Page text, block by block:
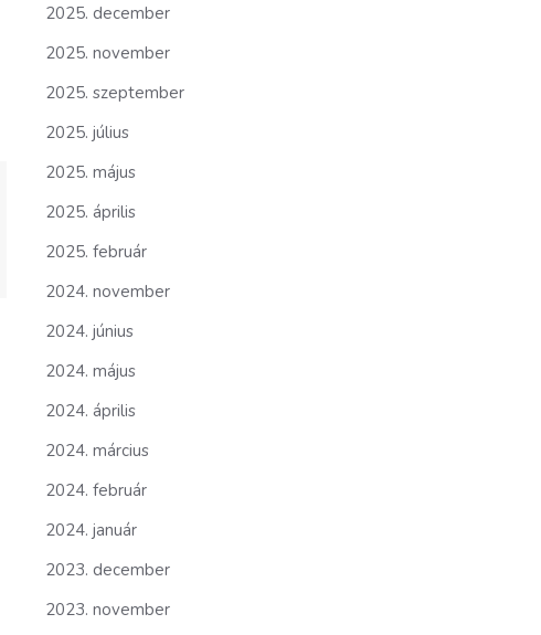
2025. december
2025. november
2025. szeptember
2025. július
2025. május
2025. április
2025. február
2024. november
2024. június
2024. május
2024. április
2024. március
2024. február
2024. január
2023. december
2023. november